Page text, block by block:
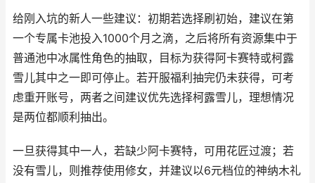
给刚入坑的新人一些建议：初期若选择刷初始，建议在第
一个专属卡池投入1000个月之滴，之后将所有资源集中于
普通池中冰属性角色的抽取，目标为获得阿卡赛特或柯露
雪儿其中之一即可停止。若开服福利抽完仍未获得，可考
虑重开账号，两者之间建议优先选择柯露雪儿，理想情况
是两位都顺利抽出。
一旦获得其中一人，若缺少阿卡赛特，可用花匠过渡；若
没有雪儿，则推荐使用修女，并建议以6元档位的神纳木礼